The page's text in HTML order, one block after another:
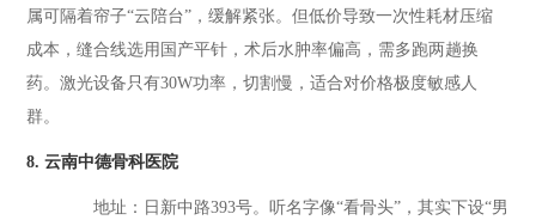
属可隔着帘子“云陪台”，缓解紧张。但低价导致一次性耗材压缩
成本，缝合线选用国产平针，术后水肿率偏高，需多跑两趟换
药。激光设备只有30W功率，切割慢，适合对价格极度敏感人
群。
8. 云南中德骨科医院
地址：日新中路393号。听名字像“看骨头”，其实下设“男